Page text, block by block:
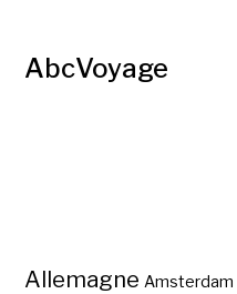
AbcVoyage
Allemagne Amsterdam